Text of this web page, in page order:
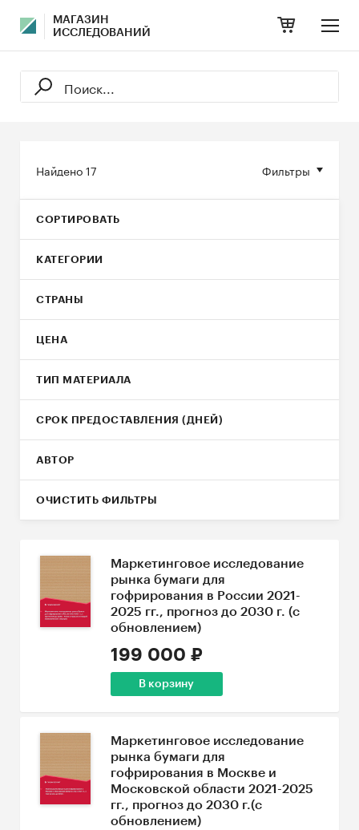
МАГАЗИН
ИССЛЕДОВАНИЙ
Фильтры
Найдено17
СОРТИРОВАТЬ
КАТЕГОРИИ
СТРАНЫ
ЦЕНА
ТИП МАТЕРИАЛА
СРОК ПРЕДОСТАВЛЕНИЯ (ДНЕЙ)
АВТОР
ОЧИСТИТЬ ФИЛЬТРЫ
Маркетинговое исследование
рынка бумаги для
гофрирования в России 2021-
2025 гг., прогноз до 2030 г. (с
обновлением)
199 000 ₽
В корзину
Маркетинговое исследование
рынка бумаги для
гофрирования в Москве и
Московской области 2021-2025
гг., прогноз до 2030 г.(с
обновлением)